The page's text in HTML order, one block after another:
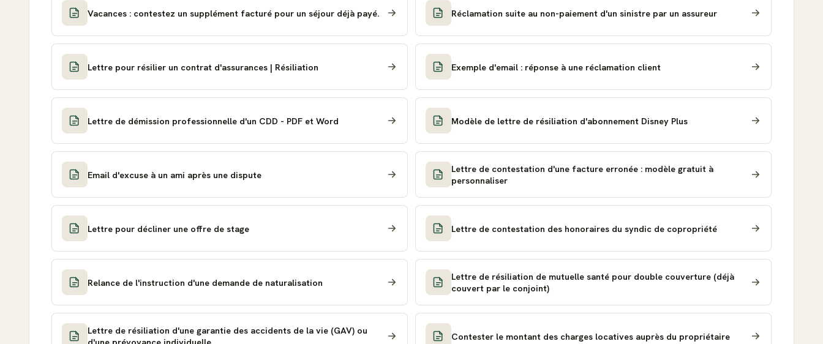
Vacances : contestez un supplément facturé pour un séjour déjà payé. Réclamation suite au non-paiement d'un sinistre par un assureur
Lettre pour résilier un contrat d'assurances | Résiliation Exemple d'email : réponse à une réclamation client
Lettre de démission professionnelle d'un CDD - PDF et Word Modèle de lettre de résiliation d'abonnement Disney Plus
Email d'excuse à un ami après une dispute
Lettre de contestation d'une facture erronée : modèle gratuit à
personnaliser
Lettre pour décliner une offre de stage Lettre de contestation des honoraires du syndic de copropriété
Relance de l'instruction d'une demande de naturalisation
Lettre de résiliation de mutuelle santé pour double couverture (déjà
couvert par le conjoint)
Lettre de résiliation d'une garantie des accidents de la vie (GAV) ou
Contester le montant des charges locatives auprès du propriétaire